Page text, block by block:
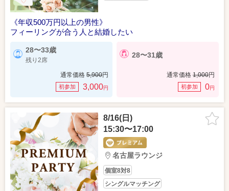
《年収500万円以上の男性》
フィーリングが合う人と結婚したい
28〜33歳
残り2席
通常価格 5,900円
初参加 3,000円
28〜31歳
通常価格 1,000円
初参加 0円
8/16(日)
15:30〜17:00
名古屋ラウンジ
個室8対8
シングルマッチング